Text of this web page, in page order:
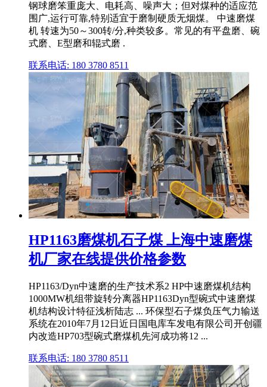
钢球磨笨重庞大、电耗高、噪声大；但对煤种的适应范
围广,运行可靠,特别适宜于磨制硬质无烟煤。 中速磨煤
机 转速为50～300转/分,种类较多。常见的有平盘磨、碗
式磨、E型磨和辊式磨 .
联系电话: 180 3780 8511
HP1163磨煤机石子煤 上海中速磨煤
机厂家在线提供价格参数
HP1163/Dyn中速磨的生产技术系2 HP中速磨煤机结构
1000MW机组带旋转分离器HP1163Dyn型碗式中速磨煤
机结构设计特征浅析陆志 ... 环保型石子煤负压气力输送
系统在2010年7月12日近日国电库车发电有限公司开创疆
内改造HP703型碗式磨煤机先河成功将12 ...
联系电话: 180 3780 8511